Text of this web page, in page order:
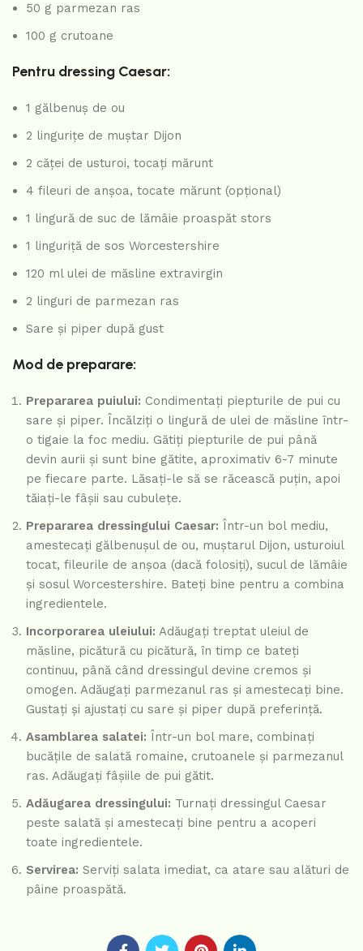
50 g parmezan ras
100 g crutoane
Pentru dressing Caesar:
1 gălbenuș de ou
2 lingurițe de muștar Dijon
2 căței de usturoi, tocați mărunt
4 fileuri de anșoa, tocate mărunt (opțional)
1 lingură de suc de lămâie proaspăt stors
1 linguriță de sos Worcestershire
120 ml ulei de măsline extravirgin
2 linguri de parmezan ras
Sare și piper după gust
Mod de preparare:
Prepararea puiului: Condimentați piepturile de pui cu
sare și piper. Încălziți o lingură de ulei de măsline într-
o tigaie la foc mediu. Gătiți piepturile de pui până
devin aurii și sunt bine gătite, aproximativ 6-7 minute
pe fiecare parte. Lăsați-le să se răcească puțin, apoi
tăiați-le fâșii sau cubulețe.
Prepararea dressingului Caesar: Într-un bol mediu,
amestecați gălbenușul de ou, muștarul Dijon, usturoiul
tocat, fileurile de anșoa (dacă folosiți), sucul de lămâie
și sosul Worcestershire. Bateți bine pentru a combina
ingredientele.
Incorporarea uleiului: Adăugați treptat uleiul de
măsline, picătură cu picătură, în timp ce bateți
continuu, până când dressingul devine cremos și
omogen. Adăugați parmezanul ras și amestecați bine.
Gustați și ajustați cu sare și piper după preferință.
Asamblarea salatei: Într-un bol mare, combinați
bucățile de salată romaine, crutoanele și parmezanul
ras. Adăugați fâșiile de pui gătit.
Adăugarea dressingului: Turnați dressingul Caesar
peste salată și amestecați bine pentru a acoperi
toate ingredientele.
Servirea: Serviți salata imediat, ca atare sau alături de
pâine proaspătă.